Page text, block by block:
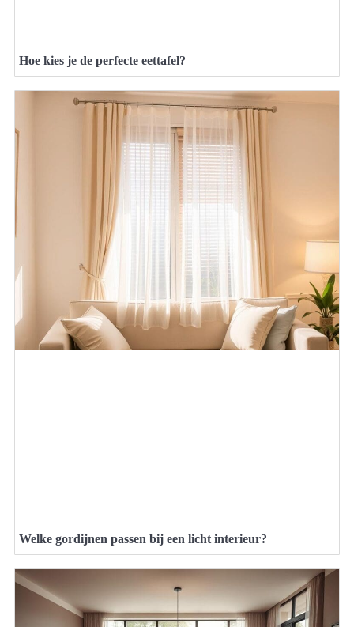
Hoe kies je de perfecte eettafel?
Welke gordijnen passen bij een licht interieur?